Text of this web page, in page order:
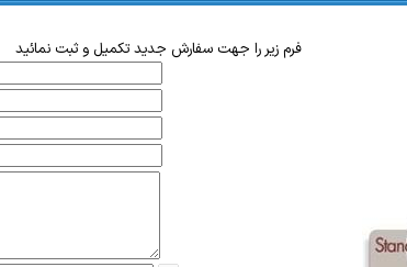
فرم زیر را جهت سفارش جدید تکمیل و ثبت نمائید